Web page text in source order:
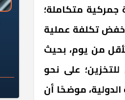
متكاملة؛
خفض تكلفة عملية
من يوم، بحيث
على نحو
موضحًا أن
غذائية في أسبوع